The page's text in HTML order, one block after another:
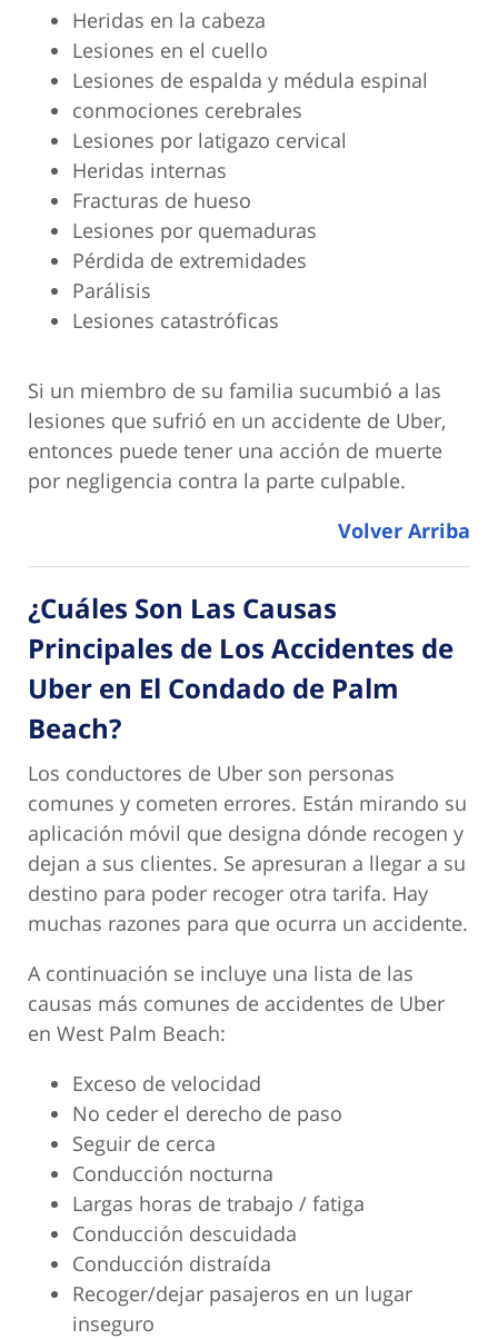
Heridas en la cabeza
Lesiones en el cuello
Lesiones de espalda y médula espinal
conmociones cerebrales
Lesiones por latigazo cervical
Heridas internas
Fracturas de hueso
Lesiones por quemaduras
Pérdida de extremidades
Parálisis
Lesiones catastróficas
Si un miembro de su familia sucumbió a las
lesiones que sufrió en un accidente de Uber,
entonces puede tener una acción de muerte
por negligencia contra la parte culpable.
Volver Arriba
¿Cuáles Son Las Causas
Principales de Los Accidentes de
Uber en El Condado de Palm
Beach?
Los conductores de Uber son personas
comunes y cometen errores. Están mirando su
aplicación móvil que designa dónde recogen y
dejan a sus clientes. Se apresuran a llegar a su
destino para poder recoger otra tarifa. Hay
muchas razones para que ocurra un accidente.
A continuación se incluye una lista de las
causas más comunes de accidentes de Uber
en West Palm Beach:
Exceso de velocidad
No ceder el derecho de paso
Seguir de cerca
Conducción nocturna
Largas horas de trabajo / fatiga
Conducción descuidada
Conducción distraída
Recoger/dejar pasajeros en un lugar
inseguro